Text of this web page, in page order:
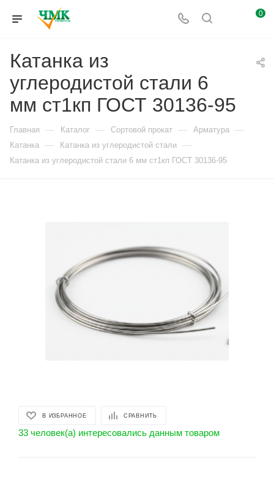
0
Катанка из
углеродистой стали 6
мм ст1кп ГОСТ 30136-95
Главная — Каталог — Сортовой прокат — Арматура —
Катанка — Катанка из углеродистой стали —
Катанка из углеродистой стали 6 мм ст1кп ГОСТ 30136-95
В ИЗБРАННОЕ СРАВНИТЬ
33 человек(а) интересовались данным товаром